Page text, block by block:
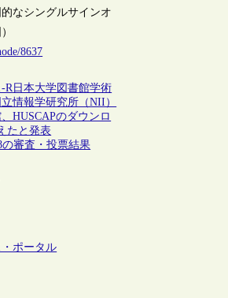
なシングルサインオ
8637
R日本大学図書館学術
立情報学研究所（NII）
HUSCAPのダウンロ
たと発表
の審査・投票結果
ポータル